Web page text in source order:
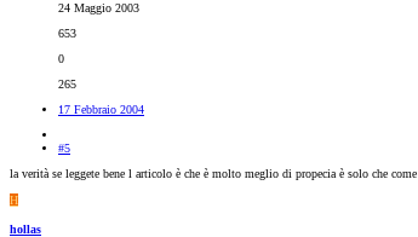
24 Maggio 2003
653
0
265
17 Febbraio 2004
#5
la verità se leggete bene l articolo è che è molto meglio di propecia è solo che
H
hollas